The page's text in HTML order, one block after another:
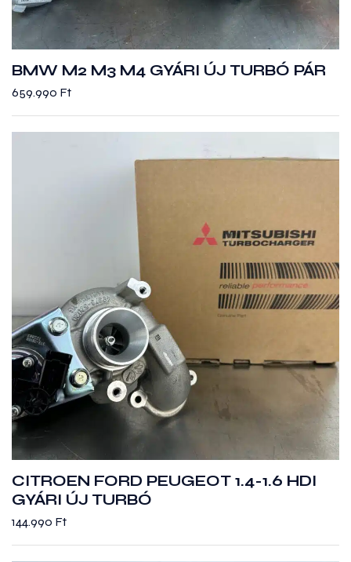
BMW M2 M3 M4 GYÁRI ÚJ TURBÓ PÁR
659.990 Ft
CITROEN FORD PEUGEOT 1.4-1.6 HDI
GYÁRI ÚJ TURBÓ
144.990 Ft